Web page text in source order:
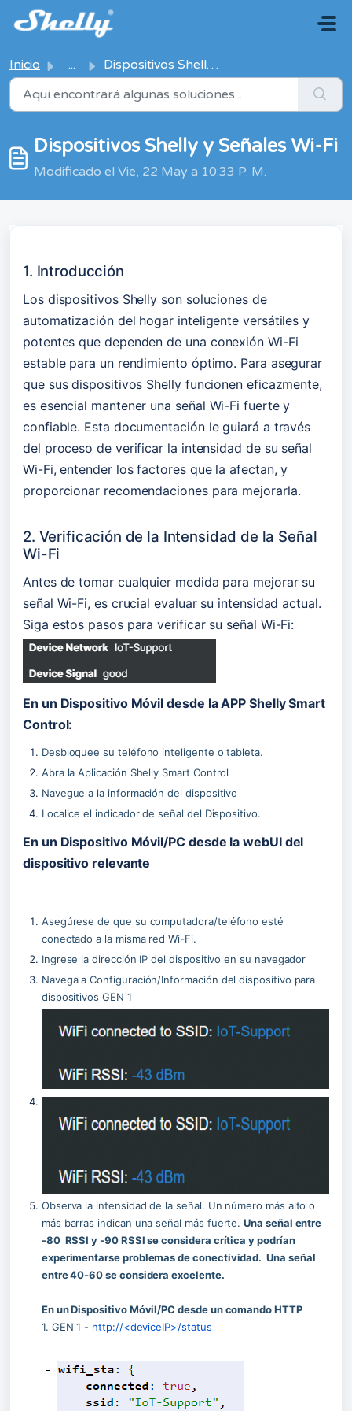
Saltar al contenido principal
Inicio ... Dispositivos Shelly y Señales Wi-Fi
Dispositivos Shelly y Señales Wi-Fi
Modificado el Vie, 22 May a 10:33 P. M.
1. Introducción
Los dispositivos Shelly son soluciones de
automatización del hogar inteligente versátiles y
potentes que dependen de una conexión Wi-Fi
estable para un rendimiento óptimo. Para asegurar
que sus dispositivos Shelly funcionen eficazmente,
es esencial mantener una señal Wi-Fi fuerte y
confiable. Esta documentación le guiará a través
del proceso de verificar la intensidad de su señal
Wi-Fi, entender los factores que la afectan, y
proporcionar recomendaciones para mejorarla.
2. Verificación de la Intensidad de la Señal
Wi-Fi
Antes de tomar cualquier medida para mejorar su
señal Wi-Fi, es crucial evaluar su intensidad actual.
Siga estos pasos para verificar su señal Wi-Fi:
En un Dispositivo Móvil desde la APP Shelly Smart
Control:
Desbloquee su teléfono inteligente o tableta.
Abra la Aplicación Shelly Smart Control
Navegue a la información del dispositivo
Localice el indicador de señal del Dispositivo.
En un Dispositivo Móvil/PC desde la webUI del
dispositivo relevante
Asegúrese de que su computadora/teléfono esté
conectado a la misma red Wi-Fi.
Ingrese la dirección IP del dispositivo en su navegador
Navega a Configuración/Información del dispositivo para
dispositivos GEN 1
para dispositivos GEN 2
Observa la intensidad de la señal. Un número más alto o
más barras indican una señal más fuerte. Una señal entre
-80  RSSI y -90 RSSI se considera crítica y podrían
experimentarse problemas de conectividad.  Una señal
entre 40-60 se considera excelente.
En un Dispositivo Móvil/PC desde un comando HTTP
1. GEN 1 - http://<deviceIP>/status